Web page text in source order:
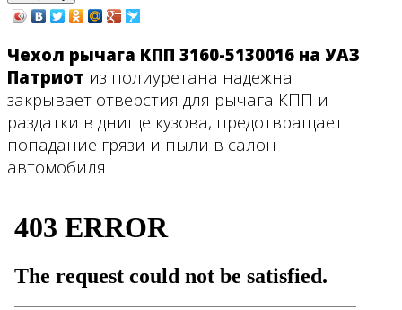
Чехол рычага КПП 3160-5130016 на УАЗ
Патриот из полиуретана надежна
закрывает отверстия для рычага КПП и
раздатки в днище кузова, предотвращает
попадание грязи и пыли в салон
автомобиля